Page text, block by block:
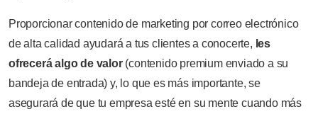
Proporcionar contenido de marketing por correo electrónico
de alta calidad ayudará a tus clientes a conocerte, les
ofrecerá algo de valor(contenido premium enviado a su
bandeja de entrada) y, lo que es más importante, se
asegurará de que tu empresa esté en su mente cuando más